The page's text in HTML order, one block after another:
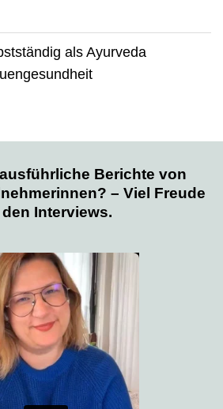
als Ayurveda
Berichte von
– Viel Freude
Interviews.